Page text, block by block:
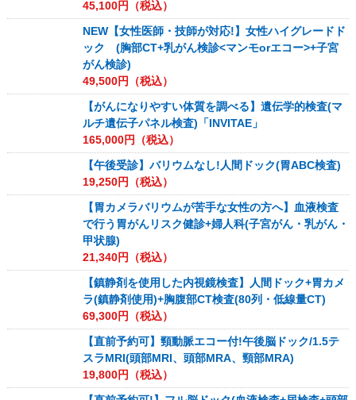
45,100円（税込）
NEW【女性医師・技師が対応!】女性ハイグレードド
ック (胸部CT+乳がん検診<マンモorエコー>+子宮
がん検診)
49,500円（税込）
【がんになりやすい体質を調べる】遺伝学的検査(マ
ルチ遺伝子パネル検査)「INVITAE」
165,000円（税込）
【午後受診】バリウムなし!人間ドック(胃ABC検査)
19,250円（税込）
【胃カメラバリウムが苦手な女性の方へ】血液検査
で行う胃がんリスク健診+婦人科(子宮がん・乳がん・
甲状腺)
21,340円（税込）
【鎮静剤を使用した内視鏡検査】人間ドック+胃カメ
ラ(鎮静剤使用)+胸腹部CT検査(80列・低線量CT)
69,300円（税込）
【直前予約可】頸動脈エコー付!午後脳ドック/1.5テ
スラMRI(頭部MRI、頭部MRA、頸部MRA)
19,800円（税込）